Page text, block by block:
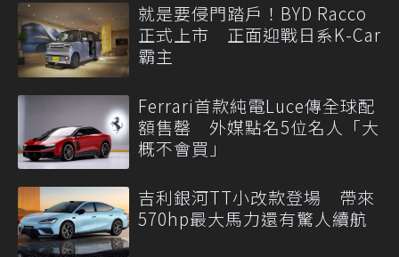
就是要侵門踏戶！BYD Racco
正式上市 正面迎戰日系K-Car
霸主
Ferrari首款純電Luce傳全球配
額售罄 外媒點名5位名人「大
概不會買」
吉利銀河TT小改款登場 帶來
570hp最大馬力還有驚人續航